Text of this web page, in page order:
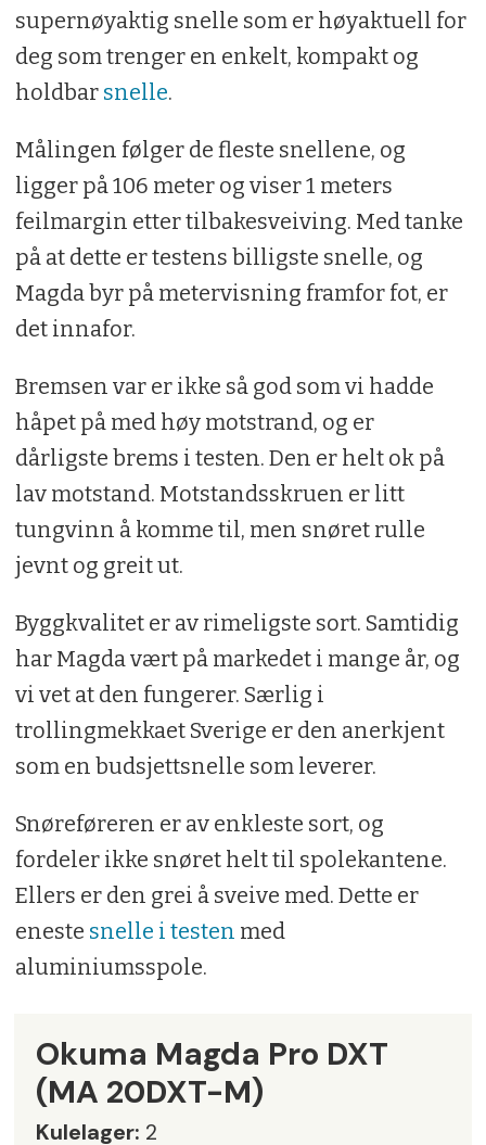
supernøyaktig snelle som er høyaktuell for
deg som trenger en enkelt, kompakt og
holdbar snelle.
Målingen følger de fleste snellene, og
ligger på 106 meter og viser 1 meters
feilmargin etter tilbakesveiving. Med tanke
på at dette er testens billigste snelle, og
Magda byr på metervisning framfor fot, er
det innafor.
Bremsen var er ikke så god som vi hadde
håpet på med høy motstrand, og er
dårligste brems i testen. Den er helt ok på
lav motstand. Motstandsskruen er litt
tungvinn å komme til, men snøret rulle
jevnt og greit ut.
Byggkvalitet er av rimeligste sort. Samtidig
har Magda vært på markedet i mange år, og
vi vet at den fungerer. Særlig i
trollingmekkaet Sverige er den anerkjent
som en budsjettsnelle som leverer.
Snøreføreren er av enkleste sort, og
fordeler ikke snøret helt til spolekantene.
Ellers er den grei å sveive med. Dette er
eneste snelle i testen med
aluminiumsspole.
Okuma Magda Pro DXT
(MA 20DXT-M)
Kulelager: 2